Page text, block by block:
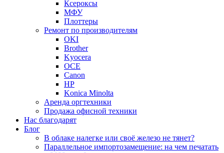
Ксероксы
МФУ
Плоттеры
Ремонт по производителям
OKI
Brother
Kyocera
OCE
Canon
HP
Konica Minolta
Аренда оргтехники
Продажа офисной техники
Нас благодарят
Блог
В облаке налегке или своё железо не тянет?
Параллельное импортозамещение: на чем печатать